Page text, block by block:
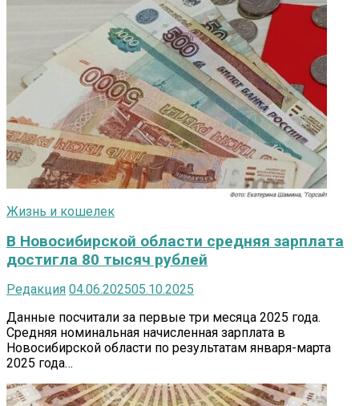
Жизнь и кошелек
В Новосибирской области средняя зарплата
достигла 80 тысяч рублей
Редакция 04.06.202505.10.2025
Данные посчитали за первые три месяца 2025 года.
Средняя номинальная начисленная зарплата в
Новосибирской области по результатам января-марта
2025 года…